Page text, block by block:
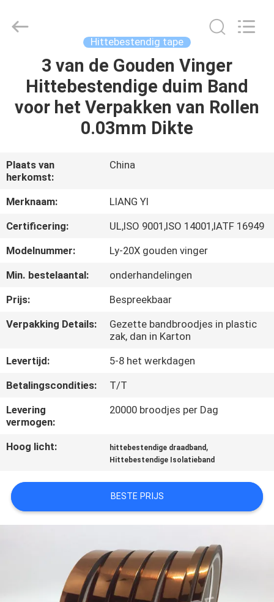
PRODUCTEN
ONS
FABRIEKSREIS
KWALITEITSCONTROLE
CONTACTEER
ONS
VERZOEK
OM
EEN
CITAAT
SITEMAP
PRIVACYBELEID
Tape
Industry
Hittebestendig tape
3 van de Gouden Vinger
Hittebestendige duim Band
voor het Verpakken van Rollen
0.03mm Dikte
Plaats van
herkomst:
China
Merknaam:
LIANG YI
Certificering:
UL,ISO 9001,ISO 14001,IATF 16949
Modelnummer:
Ly-20X gouden vinger
Min. bestelaantal:
onderhandelingen
Prijs:
Bespreekbaar
Verpakking Details:
Gezette bandbroodjes in plastic
zak, dan in Karton
Levertijd:
5-8 het werkdagen
Betalingscondities:
T/T
Levering
vermogen:
20000 broodjes per Dag
Hoog licht: hittebestendige draadband ,
Hittebestendige Isolatieband
BESTE PRIJS